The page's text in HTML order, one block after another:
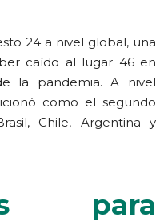
24 a nivel global, una
caído al lugar 46 en
la pandemia. A nivel
como el segundo
Chile, Argentina y
para